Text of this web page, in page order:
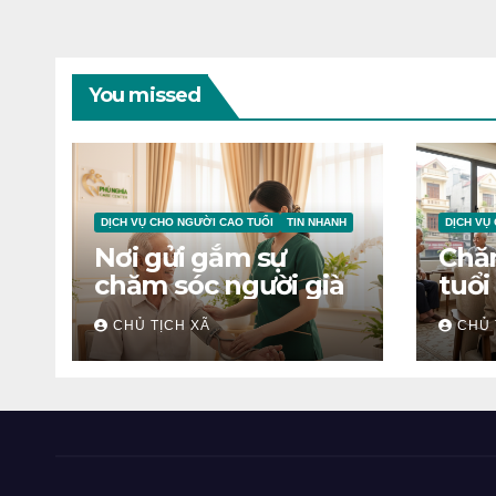
You missed
DỊCH VỤ CHO NGƯỜI CAO TUỔI TIN NHANH
Nơi gửi gắm sự
chăm sóc người già
CHỦ TỊCH XÃ
DỊCH VỤ
tuổi
CHỦ